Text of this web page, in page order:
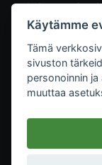
Yhteystiedot
Palaute
Mediakortti
Metsätrans-
2026
Käytämme
Tämä
sivuston
personoinnin
muuttaa